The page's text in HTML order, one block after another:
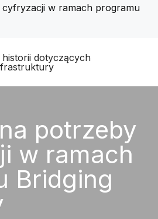
w ramach programu
historii dotyczących
potrzeby
w ramach
Bridging